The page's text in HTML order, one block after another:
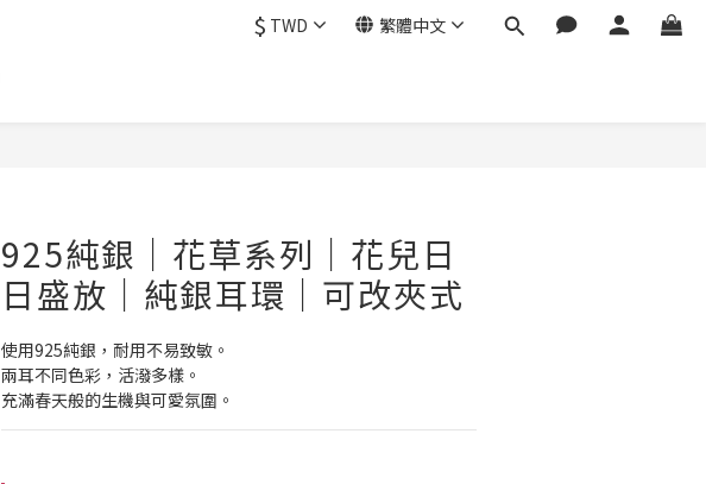
$ TWD 繁體中文
925純銀｜花草系列｜花兒日
日盛放｜純銀耳環｜可改夾式
使用925純銀，耐用不易致敏。
兩耳不同色彩，活潑多樣。
充滿春天般的生機與可愛氛圍。